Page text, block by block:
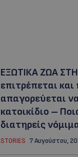
ΕΞΩΤΙΚΑ ΖΩΑ
επιτρέπεται και
απαγορεύεται
κατοικίδιο –
διατηρείς
STORIES 7 Αυγούστου,